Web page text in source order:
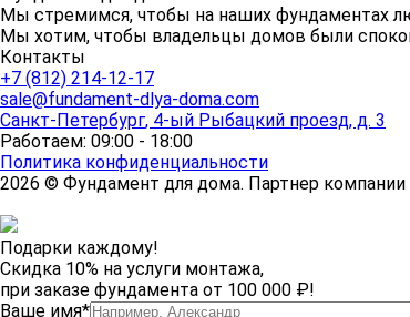
Мы стремимся, чтобы на наших фундаментах
Мы хотим, чтобы владельцы домов были
Контакты
+7 (812) 214-12-17
sale@fundament-dlya-doma.com
Санкт-Петербург, 4-ый Рыбацкий проезд, д. 3
Работаем: 09:00 - 18:00
Политика конфиденциальности
2026 © Фундамент для дома. Партнер компании
Подарки каждому!
Скидка 10% на услуги монтажа,
при заказе фундамента от 100 000 ₽!
Ваше имя*